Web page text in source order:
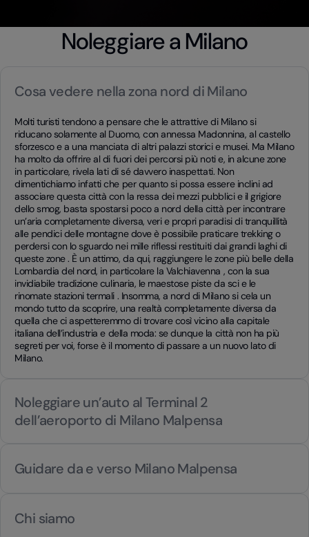
Noleggiare a Milano
Cosa vedere nella zona nord di Milano
Molti turisti tendono a pensare che le attrattive di Milano si
riducano solamente al Duomo, con annessa Madonnina, al castello
sforzesco e a una manciata di altri palazzi storici e musei. Ma Milano
ha molto da offrire al di fuori dei percorsi più noti e, in alcune zone
in particolare, rivela lati di sé davvero inaspettati. Non
dimentichiamo infatti che per quanto si possa essere inclini ad
associare questa città con la ressa dei mezzi pubblici e il grigiore
dello smog, basta spostarsi poco a nord della città per incontrare
un’aria completamente diversa, veri e propri paradisi di tranquillità
alle pendici delle montagne dove è possibile praticare trekking o
perdersi con lo sguardo nei mille riflessi restituiti dai grandi laghi di
queste zone . È un attimo, da qui, raggiungere le zone più belle della
Lombardia del nord, in particolare la Valchiavenna , con la sua
invidiabile tradizione culinaria, le maestose piste da sci e le
rinomate stazioni termali . Insomma, a nord di Milano si cela un
mondo tutto da scoprire, una realtà completamente diversa da
quella che ci aspetteremmo di trovare così vicino alla capitale
italiana dell’industria e della moda: se dunque la città non ha più
segreti per voi, forse è il momento di passare a un nuovo lato di
Milano.
Noleggiare un’auto al Terminal 2
dell’aeroporto di Milano Malpensa
Guidare da e verso Milano Malpensa
Chi siamo